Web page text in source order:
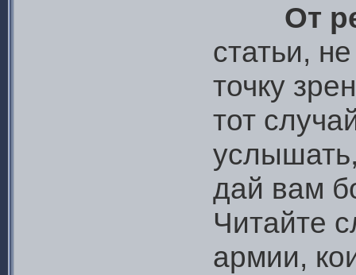
От
статьи,
точку
тот
дай вам
Читайте
армии,